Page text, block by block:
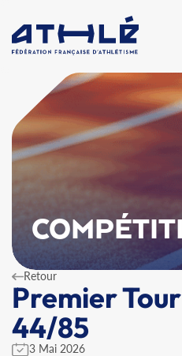
Retour
Premier
44/85
3 Mai 2026